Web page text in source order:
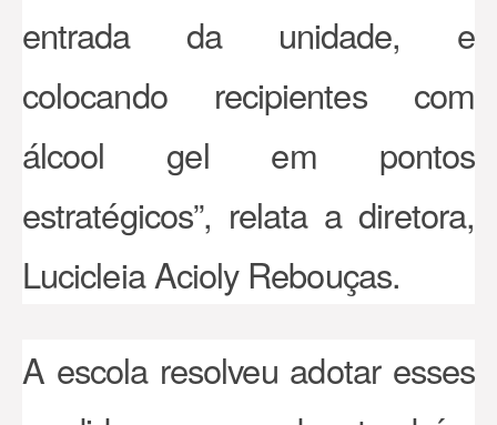
entrada da unidade, e
colocando recipientes com
álcool gel em pontos
estratégicos”, relata a diretora,
Lucicleia Acioly Rebouças.
A escola resolveu adotar esses